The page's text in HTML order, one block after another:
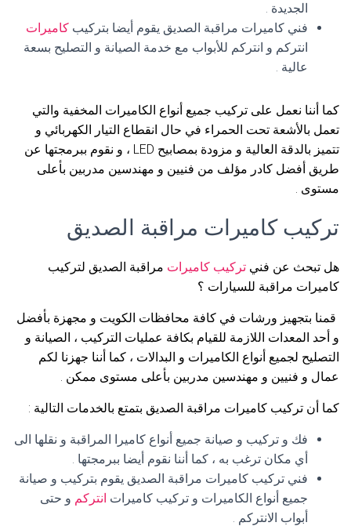
الجديدة .
فني كاميرات مراقبة الصديق يقوم أيضا بتركيب كاميرات
انتركم و انتركم للأبواب مع خدمة الصيانة و التصليح بسعة
عالية .
كما أننا نعمل على تركيب جميع أنواع الكاميرات المخفية والتي
تعمل بالأشعة تحت الحمراء في حال انقطاع التيار الكهربائي و
تتميز بالدقة العالية و مزودة بمصابيح LED ، و نقوم ببرمجتها عن
طريق أفضل كادر مؤلف من فنيين و مهندسين مدربين بأعلى
مستوى .
تركيب كاميرات مراقبة الصديق
هل تبحث عن فني تركيب كاميرات مراقبة الصديق لتركيب
كاميرات مراقبة للسيارات ؟
قمنا بتجهيز ورشات في كافة محافظات الكويت و مجهزة بأفضل
و أحد المعدات اللازمة للقيام بكافة عمليات التركيب ، الصيانة و
التصليح لجميع أنواع الكاميرات و البدالات ، كما أننا جهزنا لكم
عمال و فنيين و مهندسين مدربين بأعلى مستوى ممكن .
كما أن تركيب كاميرات مراقبة الصديق بتمتع بالخدمات التالية :
فك و تركيب و صيانة جميع أنواع كاميرا المراقبة و نقلها الى
أي مكان ترغب به ، كما أننا نقوم أيضا ببرمجتها .
فني تركيب كاميرات مراقبة الصديق يقوم بتركيب و صيانة
جميع أنواع الكاميرات و تركيب كاميرات انتركم و حتى
أبواب الانتركم .